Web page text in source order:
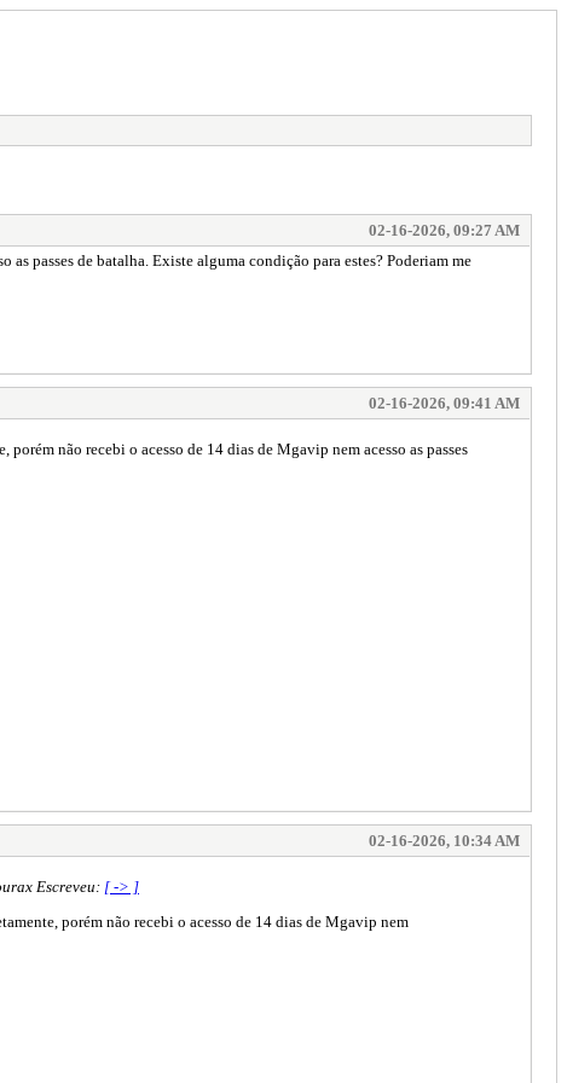
02-16-2026, 09:27 AM
passes de batalha. Existe alguma condição para estes? Poderiam me
02-16-2026, 09:41 AM
não recebi o acesso de 14 dias de Mgavip nem acesso as passes
02-16-2026, 10:34 AM
Escreveu: [ -> ]
porém não recebi o acesso de 14 dias de Mgavip nem